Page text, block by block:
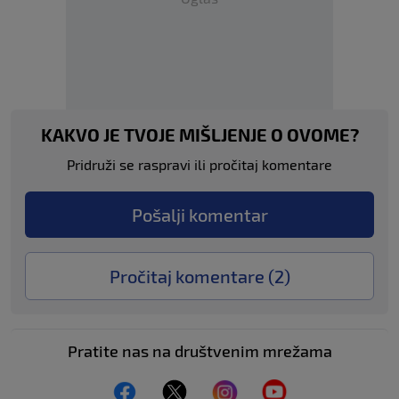
KAKVO JE TVOJE MIŠLJENJE O OVOME?
Pridruži se raspravi ili pročitaj komentare
Pošalji komentar
Pročitaj komentare (2)
Pratite nas na društvenim mrežama